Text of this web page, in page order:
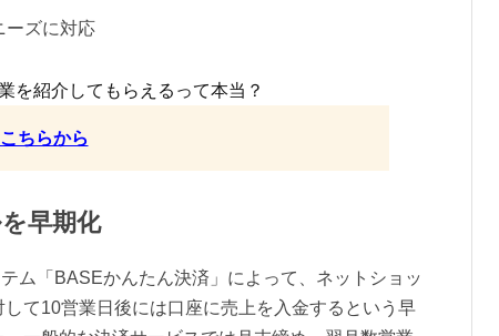
ーズに対応
を紹介してもらえるって本当？
ちらから
早期化
ム「BASEかんたん決済」によって、ネットショッ
て10営業日後には口座に売上を入金するという早